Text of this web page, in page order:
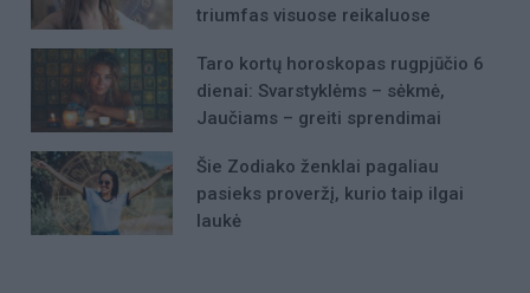
triumfas visuose reikaluose
Taro kortų horoskopas rugpjūčio 6
dienai: Svarstyklėms – sėkmė,
Jaučiams – greiti sprendimai
Šie Zodiako ženklai pagaliau
pasieks proveržį, kurio taip ilgai
laukė